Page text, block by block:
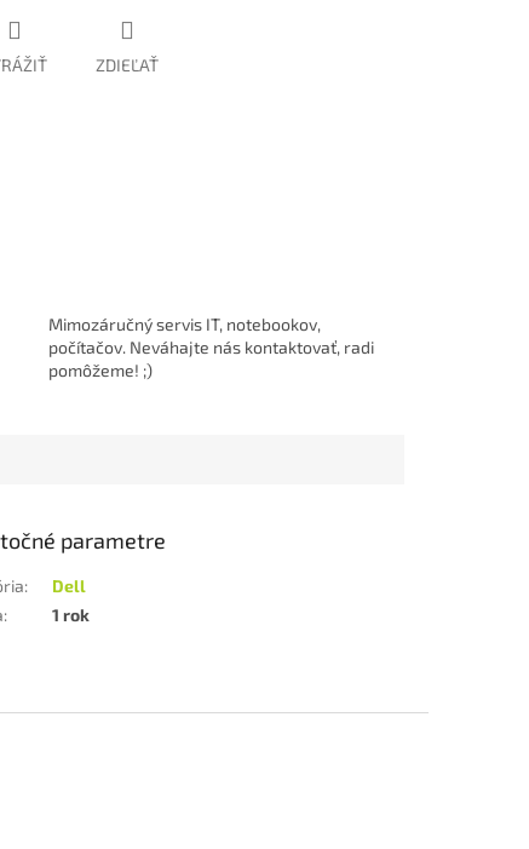
ZDIEĽAŤ
Mimozáručný servis IT, notebookov,
počítačov. Neváhajte nás kontaktovať, radi
pomôžeme! ;)
parametre
:
Dell
: 1 rok